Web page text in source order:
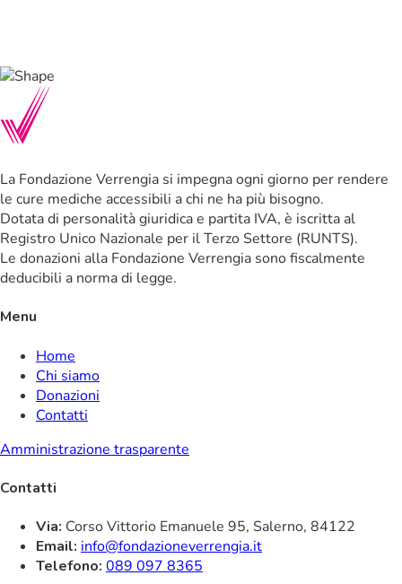
La Fondazione Verrengia si impegna ogni giorno per rendere
le cure mediche accessibili a chi ne ha più bisogno.
Dotata di personalità giuridica e partita IVA, è iscritta al
Registro Unico Nazionale per il Terzo Settore (RUNTS).
Le donazioni alla Fondazione Verrengia sono fiscalmente
deducibili a norma di legge.
Menu
Home
Chi siamo
Donazioni
Contatti
Amministrazione trasparente
Contatti
Via: Corso Vittorio Emanuele 95, Salerno, 84122
Email: info@fondazioneverrengia.it
Telefono: 089 097 8365